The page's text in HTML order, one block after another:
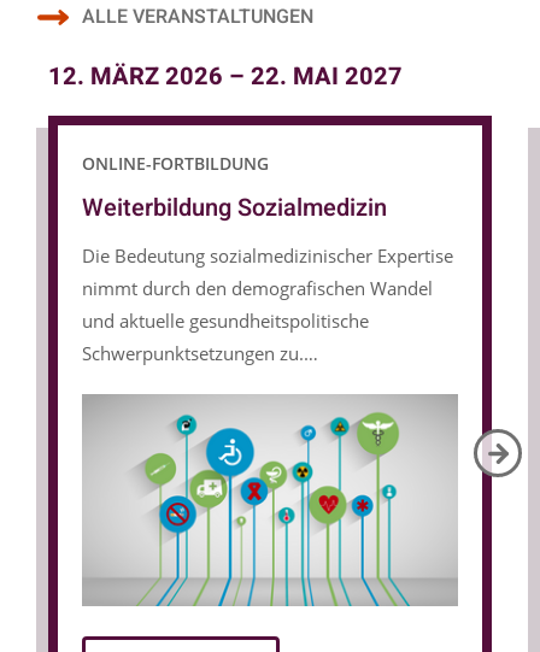
ALLE VERANSTALTUNGEN
Slider überspringen
Slider überspringen
12. MÄRZ 2026 – 22. MAI 2027
ONLINE-FORTBILDUNG
Weiterbildung Sozialmedizin
Die Bedeutung sozialmedizinischer Expertise
nimmt durch den demografischen Wandel
und aktuelle gesundheitspolitische
Schwerpunktsetzungen zu.
Art und Umfang gesundheitlicher Störungen,
bei denen Psychotherapie indiziert ist, und
deren Auswirkungen auf die
Leistungsfähigkeit und die berufliche sowie
Wechselwirkungen zwischen Krankheit,
Gesundheit, Individuum und Gesellschaft
reflektieren und in die Rahmenbedingungen